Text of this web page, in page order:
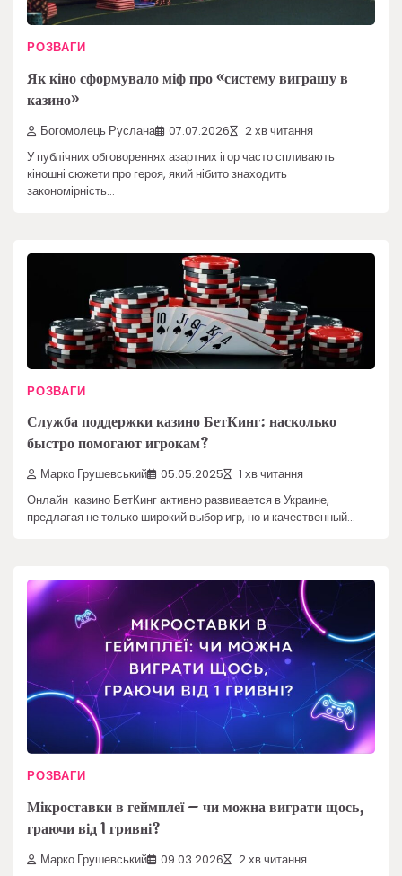
РОЗВАГИ
Як кіно сформувало міф про «систему виграшу в
казино»
Богомолець Руслана 07.07.2026 2 хв читання
У публічних обговореннях азартних ігор часто спливають
кіношні сюжети про героя, який нібито знаходить
закономірність…
РОЗВАГИ
Служба поддержки казино БетКинг: насколько
быстро помогают игрокам?
Марко Грушевський 05.05.2025 1 хв читання
Онлайн-казино БетКинг активно развивается в Украине,
предлагая не только широкий выбор игр, но и качественный…
РОЗВАГИ
Мікроставки в геймплеї – чи можна виграти щось,
граючи від 1 гривні?
Марко Грушевський 09.03.2026 2 хв читання